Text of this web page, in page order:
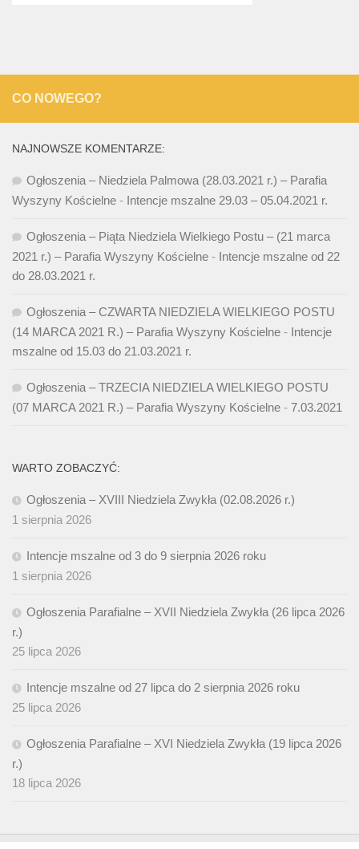
CO NOWEGO?
NAJNOWSZE KOMENTARZE:
Ogłoszenia – Niedziela Palmowa (28.03.2021 r.) – Parafia
Wyszyny Kościelne - Intencje mszalne 29.03 – 05.04.2021 r.
Ogłoszenia – Piąta Niedziela Wielkiego Postu – (21 marca
2021 r.) – Parafia Wyszyny Kościelne - Intencje mszalne od 22
do 28.03.2021 r.
Ogłoszenia – CZWARTA NIEDZIELA WIELKIEGO POSTU
(14 MARCA 2021 R.) – Parafia Wyszyny Kościelne - Intencje
mszalne od 15.03 do 21.03.2021 r.
Ogłoszenia – TRZECIA NIEDZIELA WIELKIEGO POSTU
(07 MARCA 2021 R.) – Parafia Wyszyny Kościelne - 7.03.2021
WARTO ZOBACZYĆ:
Ogłoszenia – XVIII Niedziela Zwykła (02.08.2026 r.)
1 sierpnia 2026
Intencje mszalne od 3 do 9 sierpnia 2026 roku
1 sierpnia 2026
Ogłoszenia Parafialne – XVII Niedziela Zwykła (26 lipca 2026
r.)
25 lipca 2026
Intencje mszalne od 27 lipca do 2 sierpnia 2026 roku
25 lipca 2026
Ogłoszenia Parafialne – XVI Niedziela Zwykła (19 lipca 2026
r.)
18 lipca 2026